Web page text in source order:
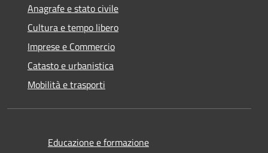
Anagrafe e stato civile
Cultura e tempo libero
Imprese e Commercio
Catasto e urbanistica
Mobilità e trasporti
Educazione e formazione